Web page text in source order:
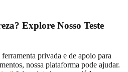
Explore Nosso Teste
privada e de apoio para
nossa plataforma pode ajudar.